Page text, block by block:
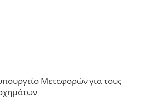
Μεταφορών για τους